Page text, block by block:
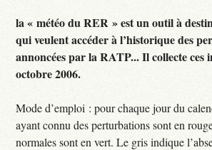
la « météo du RER » est un outil à
qui veulent accéder à l’historique des
annoncées par la RATP... Il collecte ces
octobre 2006.
Mode d’emploi : pour chaque jour du
ayant connu des perturbations sont en
normales sont en vert. Le gris indique